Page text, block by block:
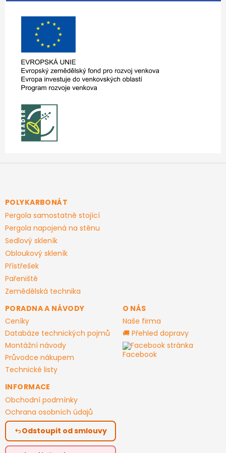
Z
aPOLYKARBONÁT
Pergola samostatně stojící
Pergola napojená na stěnu
Sedlový skleník
Obloukový skleník
Přístřešek
Pařeniště
Zemědělská technika
PORADNA A NÁVODY
Ceníky
Databáze technických pojmů
Montážní návody
Průvodce nákupem
Technické listy
O NÁS
Naše firma
🚚 Přehled dopravy
Facebook stránka
INFORMACE
Obchodní podmínky
Ochrana osobních údajů
Odstoupit od smlouvy